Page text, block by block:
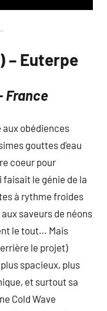
– Euterpe
France
aux obédiences
gouttes d’eau
coeur pour
faisait le génie de la
à rythme froides
saveurs de néons
le tout… Mais
le projet)
spacieux, plus
et surtout sa
Cold Wave